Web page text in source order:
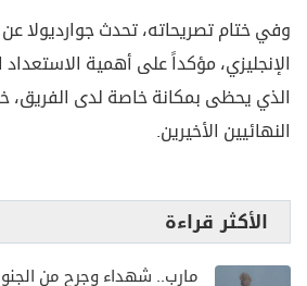
وفي ختام تصريحاته، تحدث جوارديولا
الإنجليزي، مؤكداً على أهمية الاستعداد
الذي يحظى بمكانة خاصة لدى الفريق،
النهائيين الأخيرين.
الأكثر قراءة
مارب.. شهداء وجرح من